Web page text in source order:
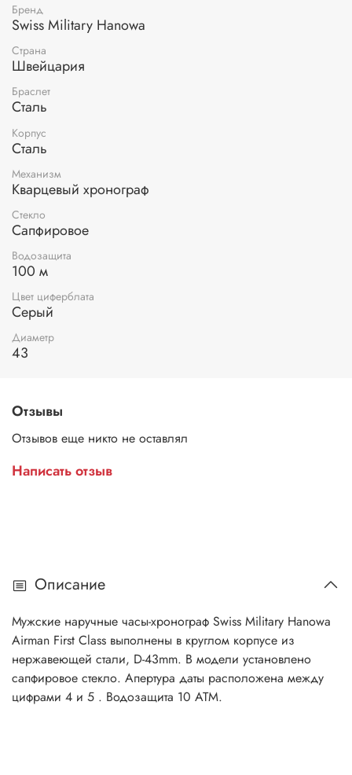
Бренд
Swiss Military Hanowa
Страна
Швейцария
Браслет
Сталь
Корпус
Сталь
Механизм
Кварцевый хронограф
Стекло
Сапфировое
Водозащита
100 м
Цвет циферблата
Серый
Диаметр
43
Отзывы
Отзывов еще никто не оставлял
Написать отзыв
Описание
Мужские наручные часы-хронограф Swiss Military Hanowa
Airman First Class выполнены в круглом корпусе из
нержавеющей стали, D-43mm. В модели установлено
сапфировое стекло. Апертура даты расположена между
цифрами 4 и 5 . Водозащита 10 АТМ.